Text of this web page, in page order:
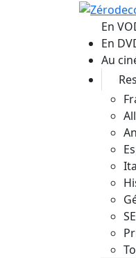
Aller au contenu principal
En
En
Au